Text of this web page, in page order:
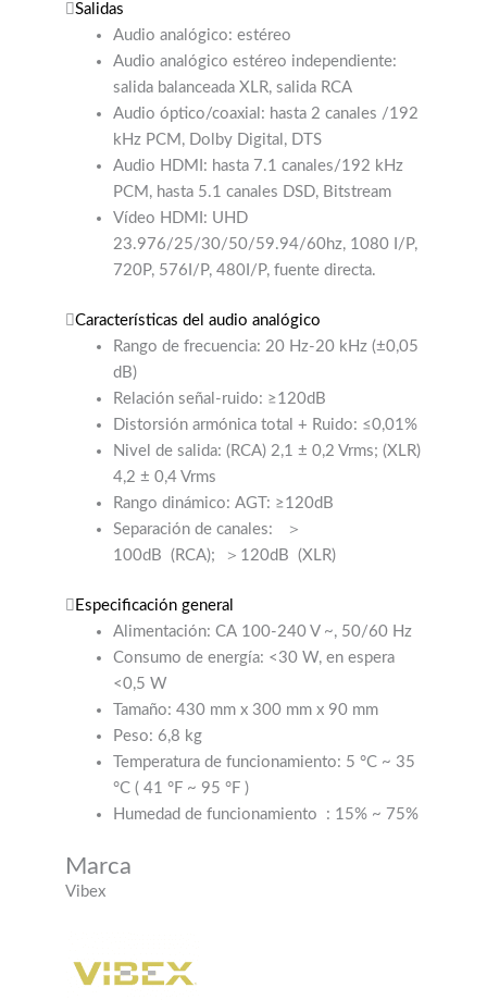
Salidas
Audio analógico: estéreo
Audio analógico estéreo independiente:
salida balanceada XLR, salida RCA
Audio óptico/coaxial: hasta 2 canales /192
kHz PCM, Dolby Digital, DTS
Audio HDMI: hasta 7.1 canales/192 kHz
PCM, hasta 5.1 canales DSD, Bitstream
Vídeo HDMI: UHD
23.976/25/30/50/59.94/60hz, 1080 I/P,
720P, 576I/P, 480I/P, fuente directa.
Características del audio analógico
Rango de frecuencia: 20 Hz-20 kHz (±0,05
dB)
Relación señal-ruido: ≥120dB
Distorsión armónica total + Ruido: ≤0,01%
Nivel de salida: (RCA) 2,1 ± 0,2 Vrms; (XLR)
4,2 ± 0,4 Vrms
Rango dinámico: AGT: ≥120dB
Separación de canales:
＞
100dB (RCA); ＞120dB (XLR)
Especificación general
Alimentación: CA 100-240 V ~, 50/60 Hz
Consumo de energía: <30 W, en espera
<0,5 W
Tamaño: 430 mm x 300 mm x 90 mm
Peso: 6,8 kg
Temperatura de funcionamiento: 5 °C ~ 35
°C ( 41 °F ~ 95 °F)
Humedad de funcionamiento : 15% ~ 75%
Marca
Vibex